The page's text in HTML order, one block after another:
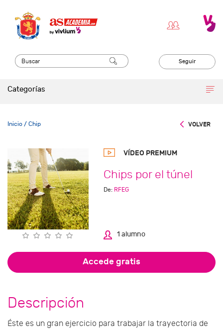
Seguir
Categorías
Inicio / Chip VOLVER
VÍDEO PREMIUM
Chips por el túnel
De: RFEG
1 alumno
Accede gratis
Descripción
Éste es un gran ejercicio para trabajar la trayectoria de